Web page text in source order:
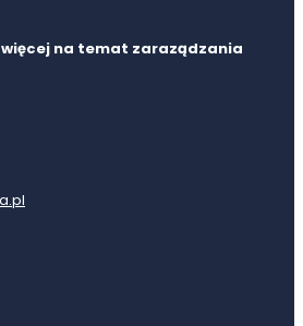
na temat zaraządzania